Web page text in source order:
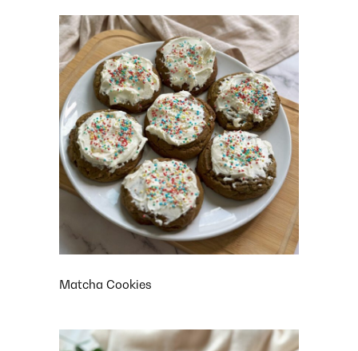
Matcha Cookies